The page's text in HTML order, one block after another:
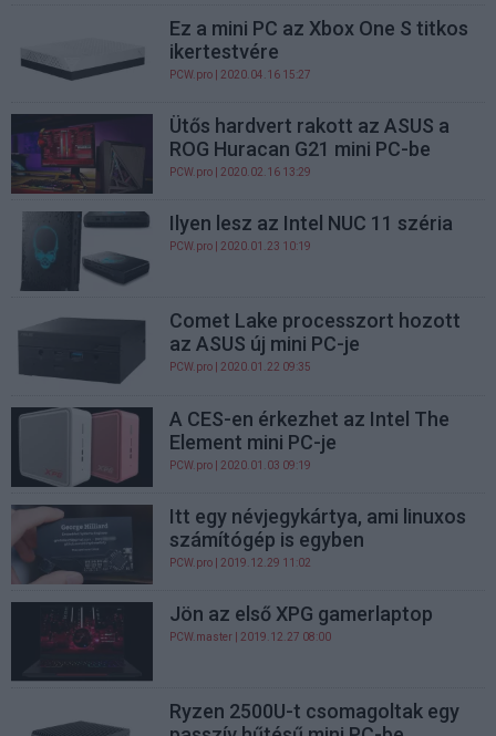
Ez a mini PC az Xbox One S titkos
ikertestvére
PCW.pro | 2020.04.16 15:27
Ütős hardvert rakott az ASUS a
ROG Huracan G21 mini PC-be
PCW.pro | 2020.02.16 13:29
Ilyen lesz az Intel NUC 11 széria
PCW.pro | 2020.01.23 10:19
Comet Lake processzort hozott
az ASUS új mini PC-je
PCW.pro | 2020.01.22 09:35
A CES-en érkezhet az Intel The
Element mini PC-je
PCW.pro | 2020.01.03 09:19
Itt egy névjegykártya, ami linuxos
számítógép is egyben
PCW.pro | 2019.12.29 11:02
Jön az első XPG gamerlaptop
PCW.master | 2019.12.27 08:00
Ryzen 2500U-t csomagoltak egy